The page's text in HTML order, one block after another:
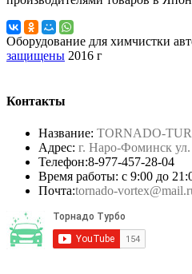
Оборудование для химчистки
защищены 2016 г
Контакты
Название: TORNADO-
Адрес: г. Наро-Фоминск
Телефон:8-977-457-28-04
Время работы: с 9:00 до
Почта:tornado-